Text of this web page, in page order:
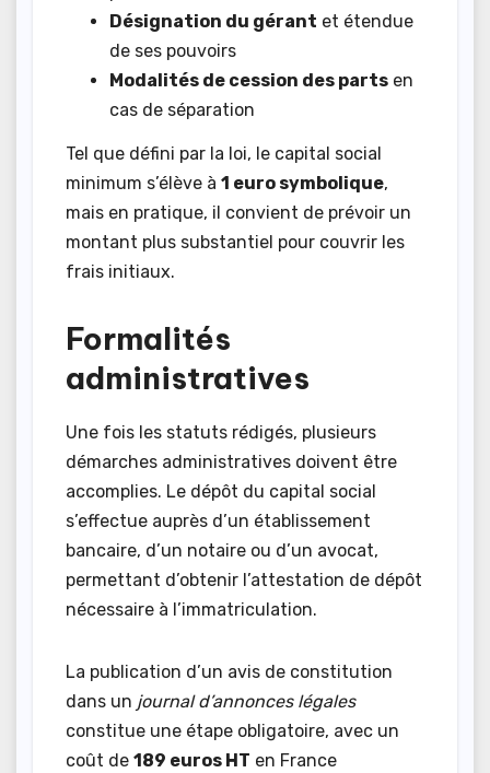
Désignation du gérant et étendue
de ses pouvoirs
Modalités de cession des parts en
cas de séparation
Tel que défini par la loi, le capital social
minimum s’élève à 1 euro symbolique,
mais en pratique, il convient de prévoir un
montant plus substantiel pour couvrir les
frais initiaux.
Formalités
administratives
Une fois les statuts rédigés, plusieurs
démarches administratives doivent être
accomplies. Le dépôt du capital social
s’effectue auprès d’un établissement
bancaire, d’un notaire ou d’un avocat,
permettant d’obtenir l’attestation de dépôt
nécessaire à l’immatriculation.
La publication d’un avis de constitution
dans un journal d’annonces légales
constitue une étape obligatoire, avec un
coût de 189 euros HT en France